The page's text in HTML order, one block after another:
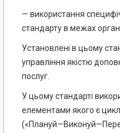
— використання
стандарту в межах
Установлені в цьому
управління якістю
послуг.
У цьому стандарті
елементами якого є